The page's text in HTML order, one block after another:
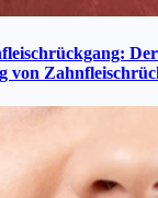
von